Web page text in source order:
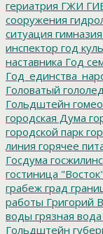
гериатрия ГЖИ
сооружения
ситуация гимназия
инспектор год
наставника Год
Головатый гололед
Гольдштейн
городская Дума
городской парк
линия горячее
Госдума
гостиница "Восток"
грабеж град
работы Григорий
воды грязная вода
Гольдштейн